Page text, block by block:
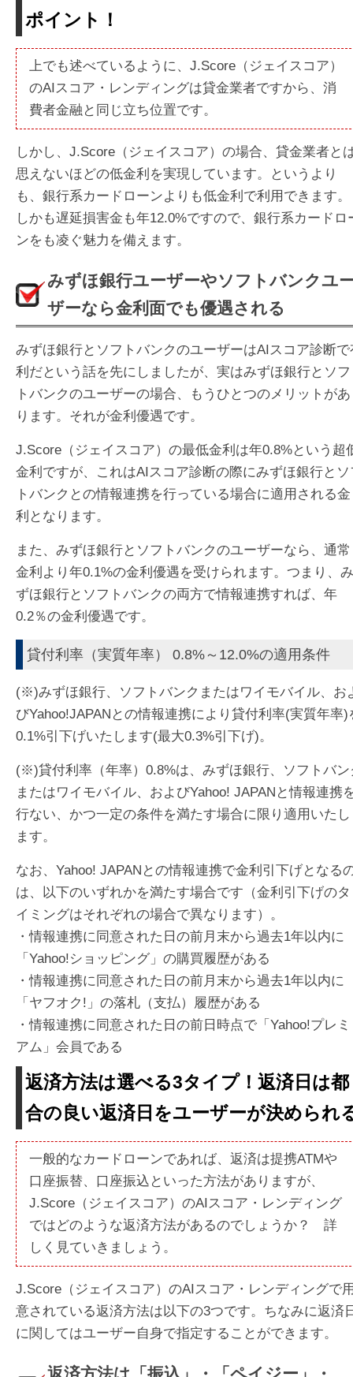
ポイント！
上でも述べているように、J.Score（ジェイスコア）
のAIスコア・レンディングは貸金業者ですから、消
費者金融と同じ立ち位置です。
しかし、J.Score（ジェイスコア）の場合、貸金業者と
思えないほどの低金利を実現しています。というより
も、銀行系カードローンよりも低金利で利用できます。
しかも遅延損害金も年12.0%ですので、銀行系カードロ
ンをも凌ぐ魅力を備えます。
みずほ銀行ユーザーやソフトバンクユ
ザーなら金利面でも優遇される
みずほ銀行とソフトバンクのユーザーはAIスコア診断で
利だという話を先にしましたが、実はみずほ銀行とソフ
トバンクのユーザーの場合、もうひとつのメリットがあ
ります。それが金利優遇です。
J.Score（ジェイスコア）の最低金利は年0.8%という超
金利ですが、これはAIスコア診断の際にみずほ銀行とソ
トバンクとの情報連携を行っている場合に適用される金
利となります。
また、みずほ銀行とソフトバンクのユーザーなら、通常
金利より年0.1%の金利優遇を受けられます。つまり、み
ずほ銀行とソフトバンクの両方で情報連携すれば、年
0.2％の金利優遇です。
貸付利率（実質年率） 0.8%～12.0%の適用条件
(※)みずほ銀行、ソフトバンクまたはワイモバイル、お
びYahoo!JAPANとの情報連携により貸付利率(実質年率)
0.1%引下げいたします(最大0.3%引下げ)。
(※)貸付利率（年率）0.8%は、みずほ銀行、ソフトバン
またはワイモバイル、およびYahoo! JAPANと情報連携
行ない、かつ一定の条件を満たす場合に限り適用いたし
ます。
なお、Yahoo! JAPANとの情報連携で金利引下げとなる
は、以下のいずれかを満たす場合です（金利引下げのタ
イミングはそれぞれの場合で異なります）。
・情報連携に同意された日の前月末から過去1年以内に
「Yahoo!ショッピング」の購買履歴がある
・情報連携に同意された日の前月末から過去1年以内に
「ヤフオク!」の落札（支払）履歴がある
・情報連携に同意された日の前日時点で「Yahoo!プレミ
アム」会員である
返済方法は選べる3タイプ！返済日は都
合の良い返済日をユーザーが決められ
一般的なカードローンであれば、返済は提携ATMや
口座振替、口座振込といった方法がありますが、
J.Score（ジェイスコア）のAIスコア・レンディング
ではどのような返済方法があるのでしょうか？ 詳
しく見ていきましょう。
J.Score（ジェイスコア）のAIスコア・レンディングで
意されている返済方法は以下の3つです。ちなみに返済
に関してはユーザー自身で指定することができます。
返済方法は「振込」・「ペイジー」・